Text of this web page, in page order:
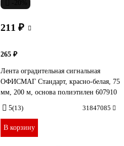
211 ₽
265 ₽
Лента оградительная сигнальная
ОФИСМАГ Стандарт, красно-белая, 75
мм, 200 м, основа полиэтилен 607910
5(13) 31847085
В корзину